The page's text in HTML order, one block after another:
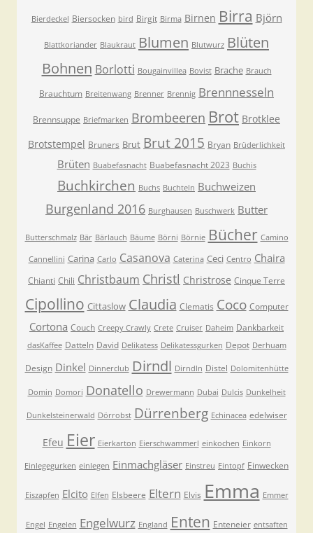
Bierdeckel Biersocken bird Birgit Birma Birnen Birra Björn
Blattkoriander Blaukraut Blumen Blutwurz Blüten
Bohnen Borlotti Bougainvillea Bovist Brache Brauch
Brauchtum Breitenwang Brenner Brennig Brennnesseln
Brennsuppe Briefmarken Brombeeren Brot Brotklee
Brotstempel Bruners Brut Brut 2015 Bryan Brüderlichkeit
Brüten Buabefasnacht Buabefasnacht 2023 Buchis
Buchkirchen Buchs Buchteln Buchweizen
Burgenland 2016 Burghausen Buschwerk Butter
Butterschmalz Bär Bärlauch Bäume Börni Börnie Bücher Camino
Cannellini Carina Carlo Casanova Caterina Ceci Centro Chaira
Chianti Chili Christbaum Christl Christrose Cinque Terre
Cipollino Cittaslow Claudia Clematis Coco Computer
Cortona Couch Creepy Crawly Crete Cruiser Daheim Dankbarkeit
dasKaffee Datteln David Delikatess Delikatessgurken Depot Derhuam
Design Dinkel Dinnerclub Dirndl Dirndln Distel Dolomitenhütte
Domin Domori Donatello Drewermann Dubai Dulcis Dunkelheit
Dunkelsteinerwald Dörrobst Dürrenberg Echinacea edelwiser
Efeu Eier Eierkarton Eierschwammerl einkochen Einkorn
Einlegegurken einlegen Einmachgläser Einstreu Eintopf Einwecken
Eiszapfen Elcito Elfen Elsbeere Eltern Elvis Emma Emmer
Engel Engelen Engelwurz England Enten Enteneier entsaften